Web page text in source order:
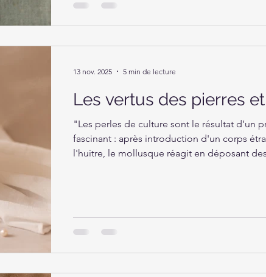
Les vertus des pierres
"Les perles de culture sont le résultat d’un
fascinant : après introduction d'un corps
l'huitre, le mollusque réagit en déposant
13 nov. 2025 5 min de lecture